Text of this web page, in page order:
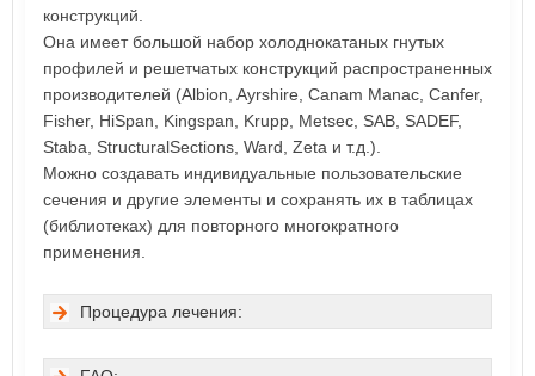
конструкций.
Она имеет большой набор холоднокатаных гнутых
профилей и решетчатых конструкций распространенных
производителей (Albion, Ayrshire, Canam Manac, Canfer,
Fisher, HiSpan, Kingspan, Krupp, Metsec, SAB, SADEF,
Staba, StructuralSections, Ward, Zeta и т.д.).
Можно создавать индивидуальные пользовательские
сечения и другие элементы и сохранять их в таблицах
(библиотеках) для повторного многократного
применения.
Процедура лечения: